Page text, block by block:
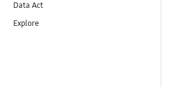
Data Act
Explore